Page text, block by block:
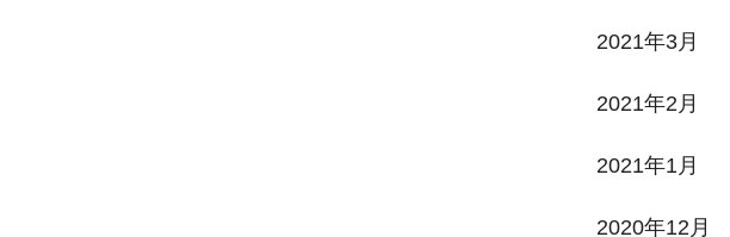
2021年3月
2021年2月
2021年1月
2020年12月